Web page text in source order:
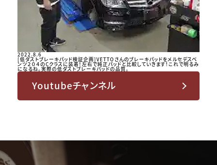
2022.8.6
[低ダストブレーキパッド検証企画]VETTOさんのブレーキパッドをメルセデスベ
ンツ２０４のCクラスに装着！左右で純正パッドと比較していきます！これで明るみ
になるね。実際の低ダストブレーキパッドの品質。
Youtubeチャンネル